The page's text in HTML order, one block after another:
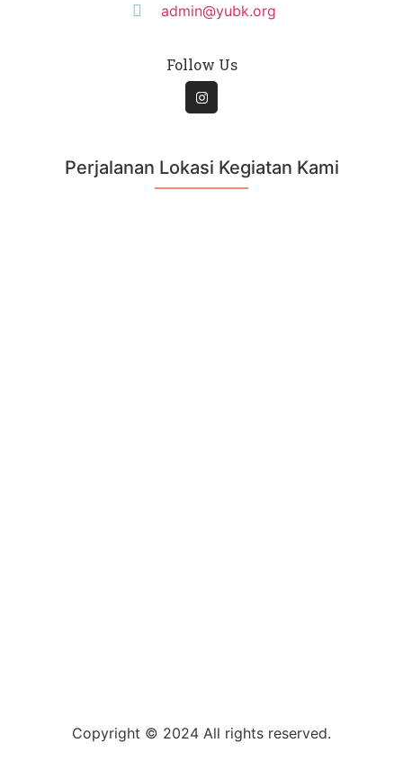
admin@yubk.org
Follow Us
Perjalanan Lokasi Kegiatan Kami
Copyright © 2024 All rights reserved.